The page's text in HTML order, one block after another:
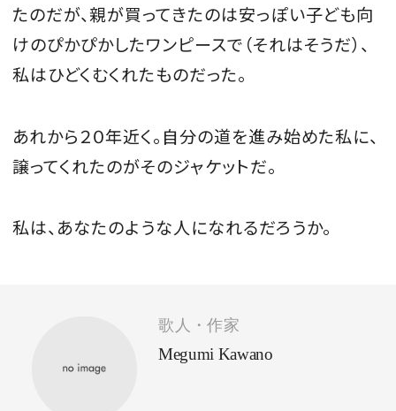
たのだが、親が買ってきたのは安っぽい子ども向
けのぴかぴかしたワンピースで（それはそうだ）、
私はひどくむくれたものだった。
あれから２０年近く。自分の道を進み始めた私に、
譲ってくれたのがそのジャケットだ。
私は、あなたのような人になれるだろうか。
歌人・作家
Megumi Kawano